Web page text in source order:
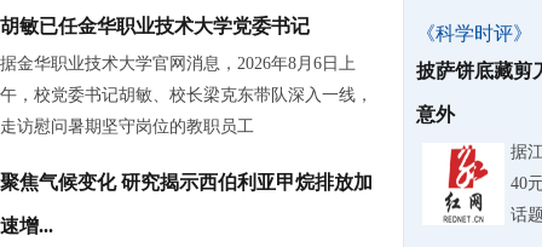
胡敏已任金华职业技术大学党委书记
据金华职业技术大学官网消息，2026年8月6日上
午，校党委书记胡敏、校长梁克东带队深入一线，
走访慰问暑期坚守岗位的教职员工
聚焦气候变化 研究揭示西伯利亚甲烷排放加
速增...
《科学时评》
披萨饼底藏剪
意外
据
40
话